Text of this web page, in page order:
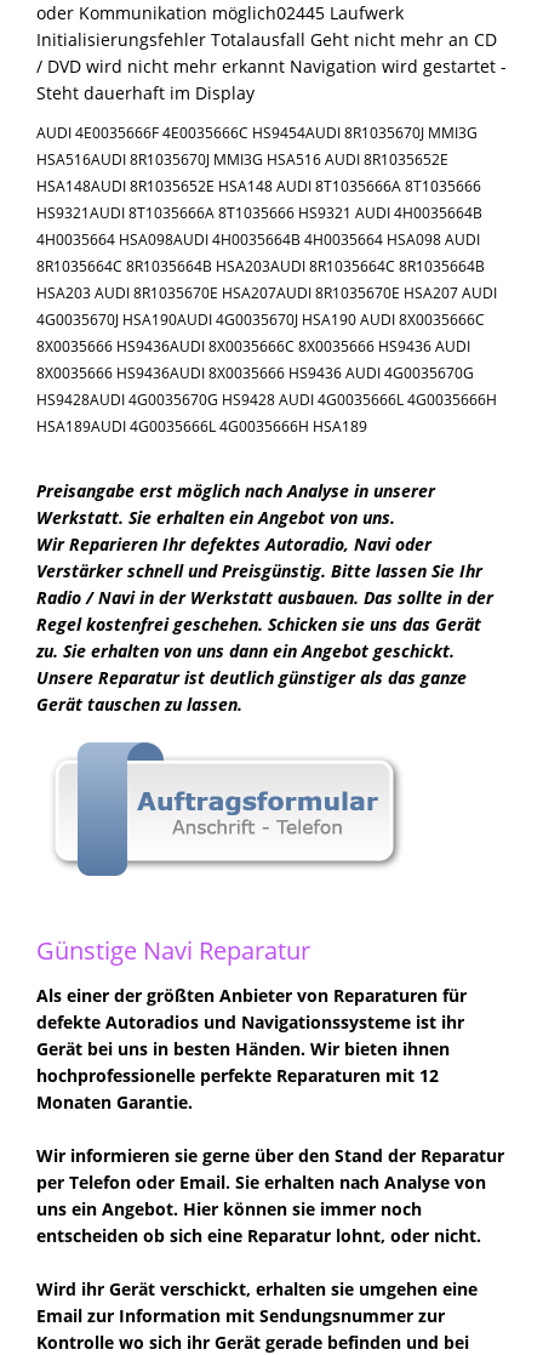
oder Kommunikation möglich02445 Laufwerk
Initialisierungsfehler Totalausfall Geht nicht mehr an CD
/ DVD wird nicht mehr erkannt Navigation wird gestartet -
Steht dauerhaft im Display
AUDI 4E0035666F 4E0035666C HS9454AUDI 8R1035670J MMI3G
HSA516AUDI 8R1035670J MMI3G HSA516 AUDI 8R1035652E
HSA148AUDI 8R1035652E HSA148 AUDI 8T1035666A 8T1035666
HS9321AUDI 8T1035666A 8T1035666 HS9321 AUDI 4H0035664B
4H0035664 HSA098AUDI 4H0035664B 4H0035664 HSA098 AUDI
8R1035664C 8R1035664B HSA203AUDI 8R1035664C 8R1035664B
HSA203 AUDI 8R1035670E HSA207AUDI 8R1035670E HSA207 AUDI
4G0035670J HSA190AUDI 4G0035670J HSA190 AUDI 8X0035666C
8X0035666 HS9436AUDI 8X0035666C 8X0035666 HS9436 AUDI
8X0035666 HS9436AUDI 8X0035666 HS9436 AUDI 4G0035670G
HS9428AUDI 4G0035670G HS9428 AUDI 4G0035666L 4G0035666H
HSA189AUDI 4G0035666L 4G0035666H HSA189
Preisangabe erst möglich nach Analyse in unserer
Werkstatt. Sie erhalten ein Angebot von uns.
Wir Reparieren Ihr defektes Autoradio, Navi oder
Verstärker schnell und Preisgünstig. Bitte lassen Sie Ihr
Radio / Navi in der Werkstatt ausbauen. Das sollte in der
Regel kostenfrei geschehen. Schicken sie uns das Gerät
zu. Sie erhalten von uns dann ein Angebot geschickt.
Unsere Reparatur ist deutlich günstiger als das ganze
Gerät tauschen zu lassen.
Günstige Navi Reparatur
Als einer der größten Anbieter von Reparaturen für
defekte Autoradios und Navigationssysteme ist ihr
Gerät bei uns in besten Händen. Wir bieten ihnen
hochprofessionelle perfekte Reparaturen mit 12
Monaten Garantie.
Wir informieren sie gerne über den Stand der Reparatur
per Telefon oder Email. Sie erhalten nach Analyse von
uns ein Angebot. Hier können sie immer noch
entscheiden ob sich eine Reparatur lohnt, oder nicht.
Wird ihr Gerät verschickt, erhalten sie umgehen eine
Email zur Information mit Sendungsnummer zur
Kontrolle wo sich ihr Gerät gerade befinden und bei